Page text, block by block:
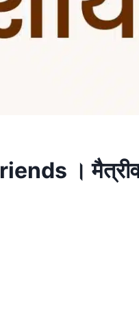
। मैत्रीवर